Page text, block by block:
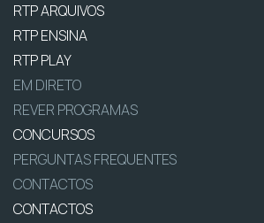
RTP ARQUIVOS
RTP ENSINA
RTP PLAY
EM DIRETO
REVER PROGRAMAS
CONCURSOS
PERGUNTAS FREQUENTES
CONTACTOS
CONTACTOS